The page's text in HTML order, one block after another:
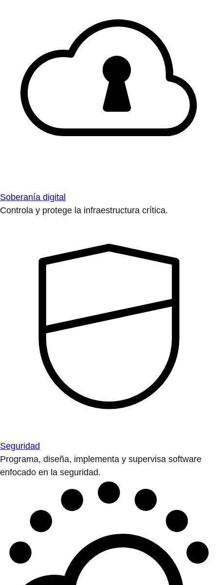
Soberanía digital
Controla y protege la infraestructura crítica.
Seguridad
Programa, diseña, implementa y supervisa software
enfocado en la seguridad.